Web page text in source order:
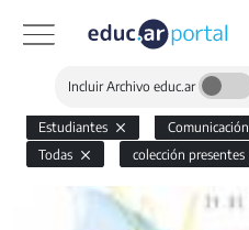
Incluir Archivo educ.ar
Estudiantes Comunicación
Todas
colección presentes